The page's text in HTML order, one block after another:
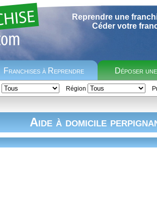
Reprendre une
Céder votre
Franchises à Reprendre Déposer
Région
Aide à domicile